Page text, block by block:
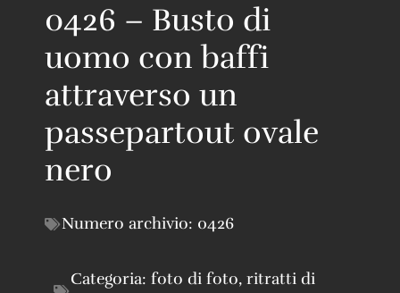
0426 – Busto di
uomo con baffi
attraverso un
passepartout ovale
nero
Numero archivio: 0426
Categoria: foto di foto, ritratti di